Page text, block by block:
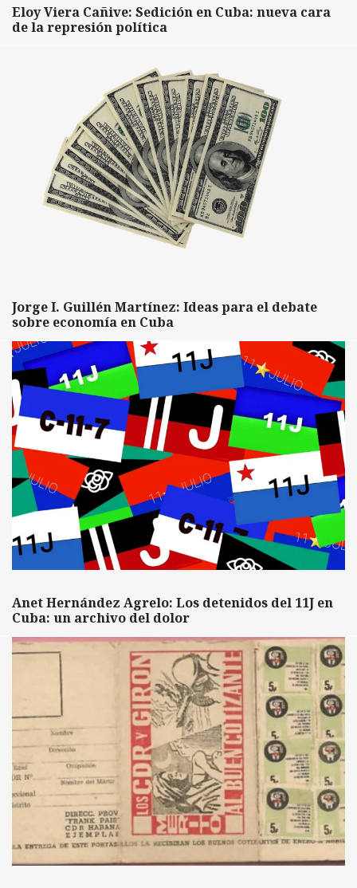
Eloy Viera Cañive: Sedición en Cuba: nueva cara
de la represión política
Jorge I. Guillén Martínez: Ideas para el debate
sobre economía en Cuba
Anet Hernández Agrelo: Los detenidos del 11J en
Cuba: un archivo del dolor